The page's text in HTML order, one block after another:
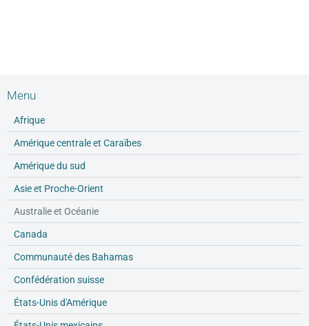
Menu
Afrique
Amérique centrale et Caraïbes
Amérique du sud
Asie et Proche-Orient
Australie et Océanie
Canada
Communauté des Bahamas
Confédération suisse
États-Unis d'Amérique